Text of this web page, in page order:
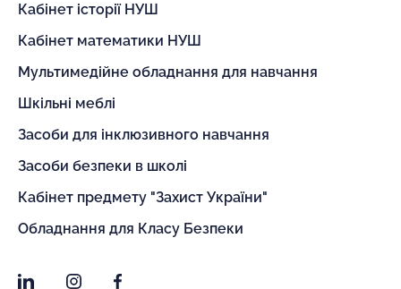
Кабінет історії НУШ
Кабінет математики НУШ
Мультимедійне обладнання для навчання
Шкільні меблі
Засоби для інклюзивного навчання
Засоби безпеки в школі
Кабінет предмету "Захист України"
Обладнання для Класу Безпеки
LinkedInInstagramFacebook